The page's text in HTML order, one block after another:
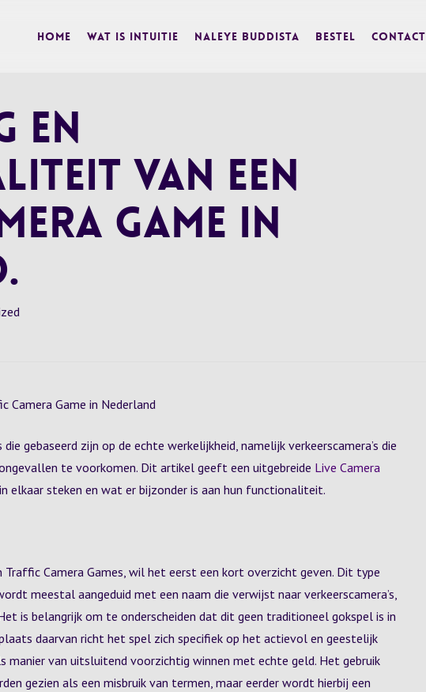
Home Wat is Intuitie Naleye Buddista BESTEL Contact
en
van een
Game in
Camera Game in Nederland
gebaseerd zijn op de echte werkelijkheid, namelijk verkeerscamera’s die
te voorkomen. Dit artikel geeft een uitgebreide Live Camera
elkaar steken en wat er bijzonder is aan hun functionaliteit.
Traffic Camera Games, wil het eerst een kort overzicht geven. Dit type
meestal aangeduid met een naam die verwijst naar verkeerscamera’s,
is belangrijk om te onderscheiden dat dit geen traditioneel gokspel is in
daarvan richt het spel zich specifiek op het actievol en geestelijk
manier van uitsluitend voorzichtig winnen met echte geld. Het gebruik
gezien als een misbruik van termen, maar eerder wordt hierbij een